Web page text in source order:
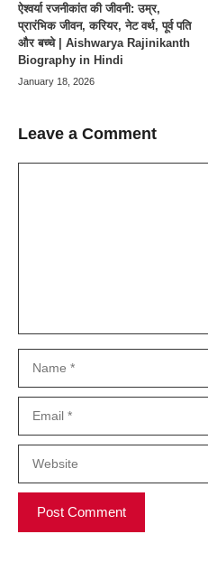
ऐश्वर्या रजनीकांत की जीवनी: उम्र,
प्रारंभिक जीवन, करियर, नेट वर्थ, पूर्व पति
और बच्चे | Aishwarya Rajinikanth
Biography in Hindi
January 18, 2026
Leave a Comment